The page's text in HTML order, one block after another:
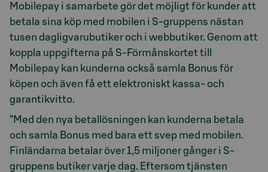
Mobilepay i samarbete gör det möjligt för kunder att
betala sina köp med mobilen i S-gruppens nästan
tusen dagligvarubutiker och i webbutiker. Genom att
koppla uppgifterna på S-Förmånskortet till
Mobilepay kan kunderna också samla Bonus för
köpen och även få ett elektroniskt kassa- och
garantikvitto.
”Med den nya betallösningen kan kunderna betala
och samla Bonus med bara ett svep med mobilen.
Finländarna betalar över 1,5 miljoner gånger i S-
gruppens butiker varje dag. Eftersom tjänsten